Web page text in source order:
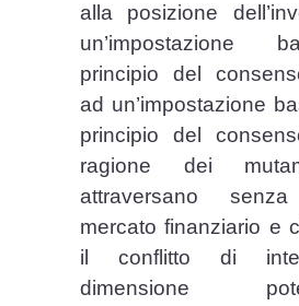
alla posizione
un’impostazione
principio del
ad un’impostazione
principio del
ragione dei
attraversano
mercato finanziario e
il conflitto di
dimensione